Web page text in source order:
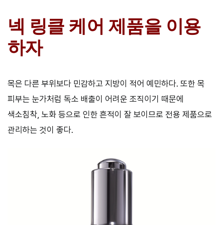
넥 링클 케어 제품을 이용
하자
목은 다른 부위보다 민감하고 지방이 적어 예민하다. 또한 목
피부는 눈가처럼 독소 배출이 어려운 조직이기 때문에
색소침착, 노화 등으로 인한 흔적이 잘 보이므로 전용 제품으로
관리하는 것이 좋다.